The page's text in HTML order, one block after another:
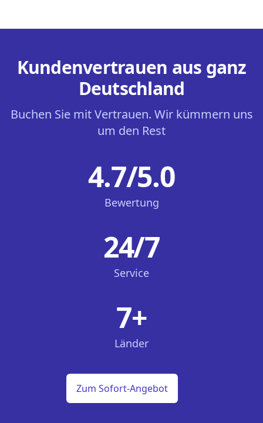
Kundenvertrauen aus ganz
Deutschland
Buchen Sie mit Vertrauen. Wir kümmern uns
um den Rest
Bewertung
4.7/5.0
Service
24/7
Länder
7+
Zum Sofort-Angebot